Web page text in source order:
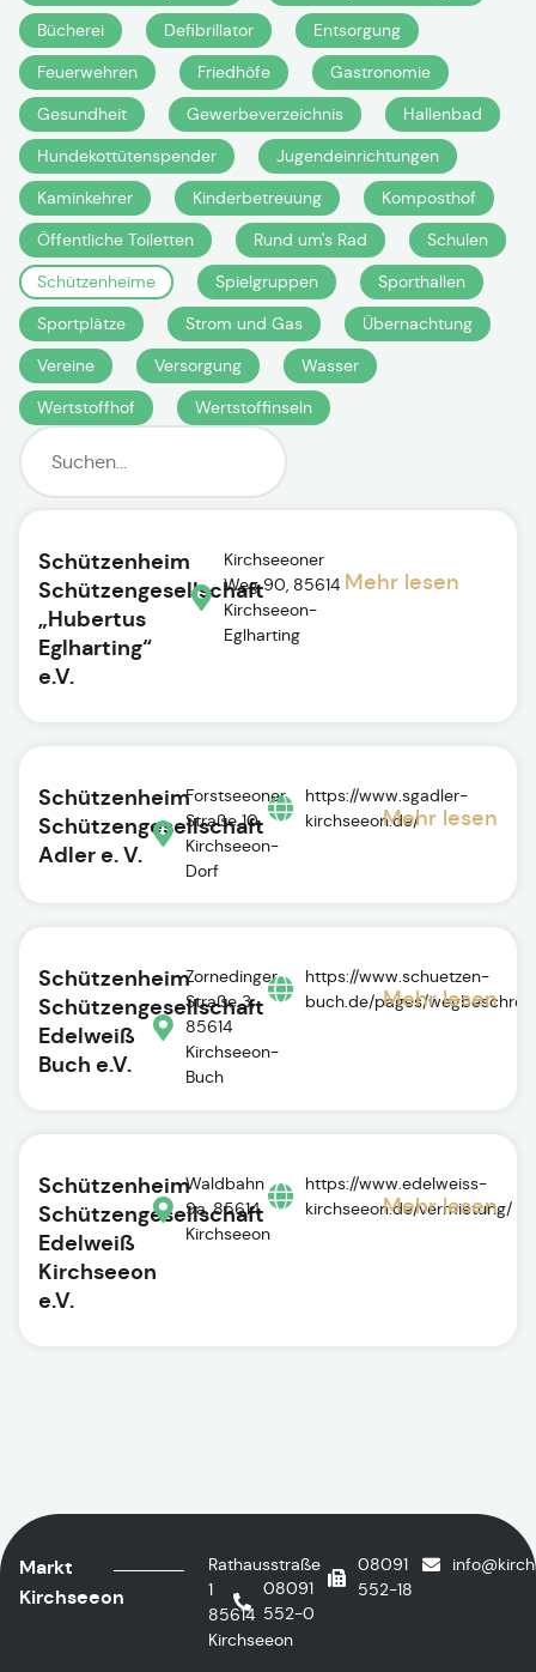
Bücherei
Defibrillator
Entsorgung
Feuerwehren
Friedhöfe
Gastronomie
Gesundheit
Gewerbeverzeichnis
Hallenbad
Hundekottütenspender
Jugendeinrichtungen
Kaminkehrer
Kinderbetreuung
Komposthof
Öffentliche Toiletten
Rund um's Rad
Schulen
Schützenheime
Spielgruppen
Sporthallen
Sportplätze
Strom und Gas
Übernachtung
Vereine
Versorgung
Wasser
Wertstoffhof
Wertstoffinseln
Schützenheim
Schützengesellschaft
„Hubertus
Eglharting“
e.V.
Kirchseeoner
Weg 90, 85614
Kirchseeon-
Eglharting
Mehr lesen
Schützenheim
Schützengesellschaft
Adler e. V.
Forstseeoner
Straße 10,
Kirchseeon-
Dorf
https://www.sgadler-
kirchseeon.de/Mehr lesen
Schützenheim
Schützengesellschaft
Edelweiß
Buch e.V.
Zornedinger
Straße 3,
85614
Kirchseeon-
Buch
https://www.schuetzen-
buch.de/pages/Mehr lesen
Schützenheim
Schützengesellschaft
Edelweiß
Kirchseeon
e.V.
Waldbahn
9a, 85614
Kirchseeon
https://www.edelweiss-
kirchseeon.de/vermietung/
Mehr lesen
Markt
Kirchseeon
Rathausstraße
1
85614
Kirchseeon
08091
552-0
08091
552-18